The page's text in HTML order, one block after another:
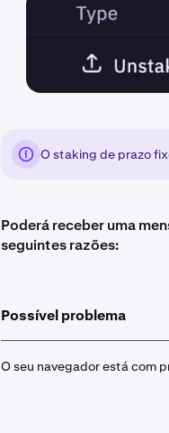
O staking de prazo
Poderá receber uma
seguintes razões:
Possível problema
O seu navegador está com